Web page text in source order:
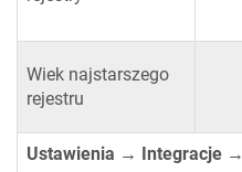
Wiek najstarszego
rejestru
Ustawienia → Integracje